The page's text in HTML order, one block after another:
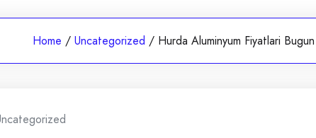
Home / Uncategorized / Hurda Aluminyum Fiyatlari